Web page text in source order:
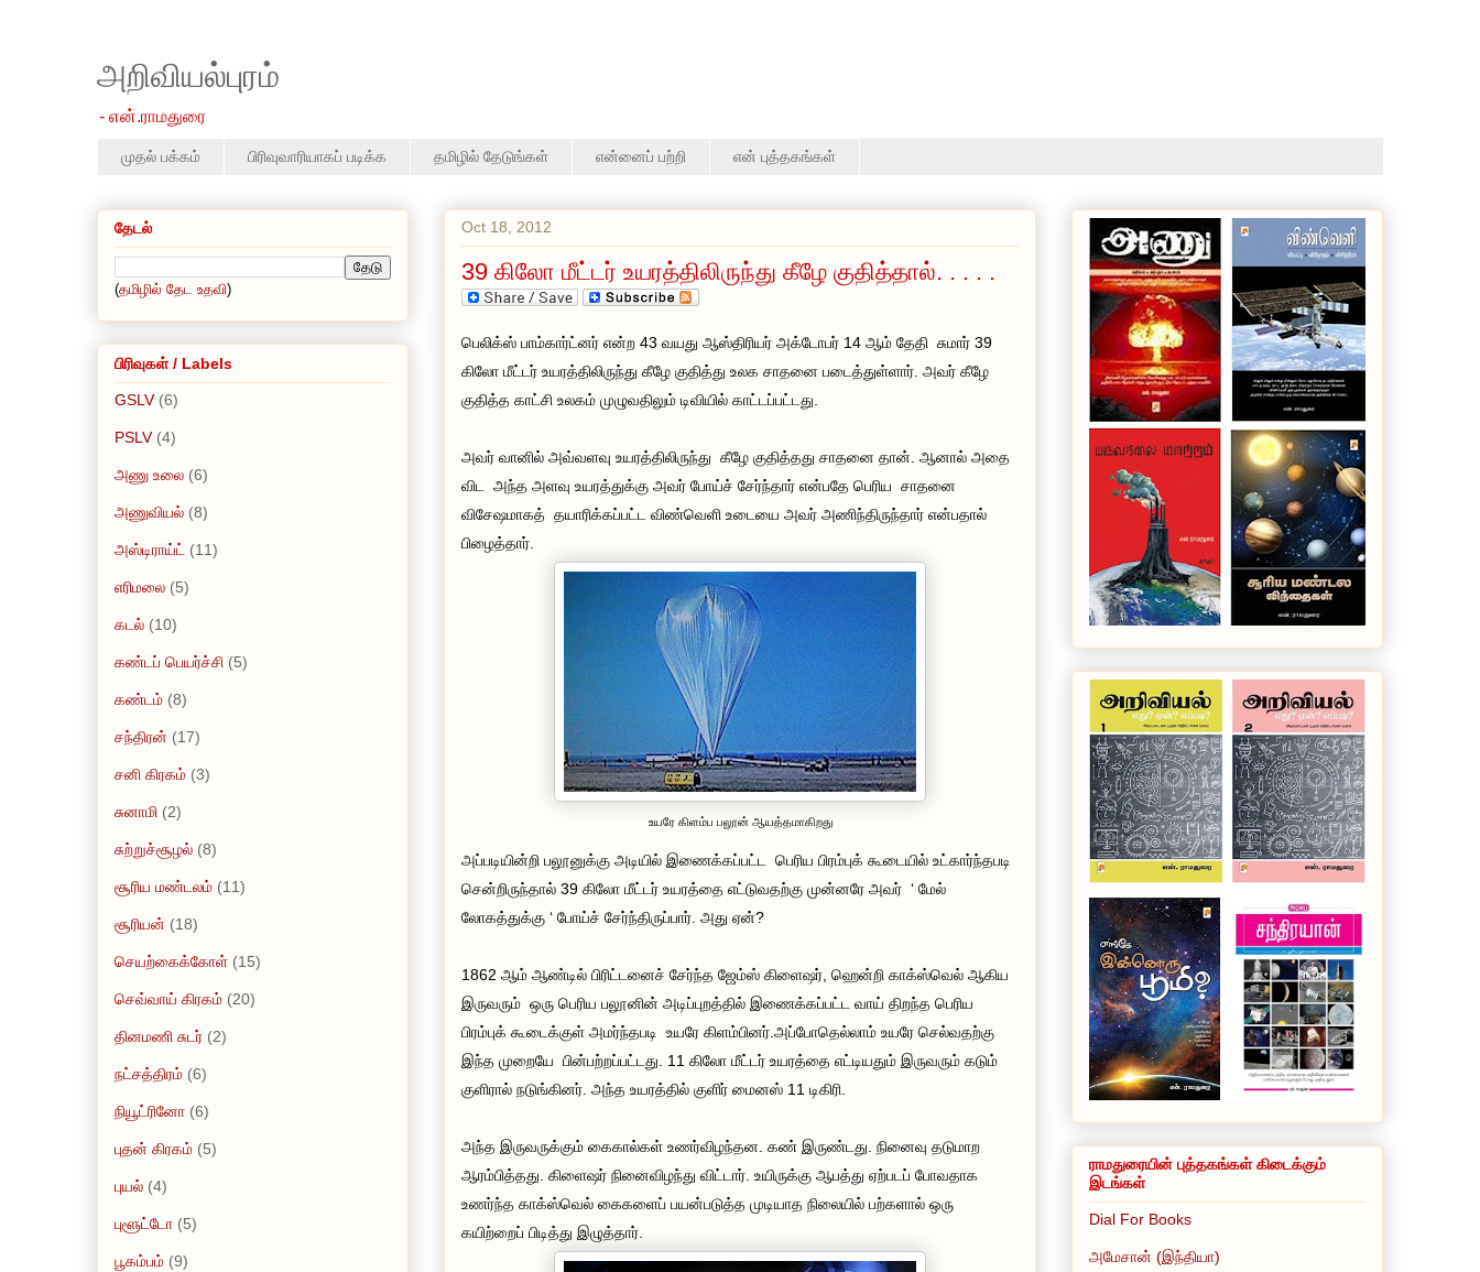
அறிவியல்புரம்
- என்.ராமதுரை
முதல் பக்கம் பிரிவுவாரியாகப் படிக்க தமிழில் தேடுங்கள் என்னைப் பற்றி என் புத்தகங்கள்
Oct 18, 2012
39 கிலோ மீட்டர் உயரத்திலிருந்து கீழே குதித்தால். . . . .
பெலிக்ஸ் பாம்கார்ட்னர் என்ற 43 வயது ஆஸ்திரியர் அக்டோபர் 14 ஆம் தேதி சுமார் 39
கிலோ மீட்டர் உயரத்திலிருந்து கீழே குதித்து உலக சாதனை படைத்துள்ளார். அவர் கீழே
குதித்த காட்சி உலகம் முழுவதிலும் டிவியில் காட்டப்பட்டது.
அவர் வானில் அவ்வளவு உயரத்திலிருந்து கீழே குதித்தது சாதனை தான். ஆனால் அதை
விட அந்த அளவு உயரத்துக்கு அவர் போய்ச் சேர்ந்தார் என்பதே பெரிய சாதனை
விசேஷமாகத் தயாரிக்கப்பட்ட விண்வெளி உடையை அவர் அணிந்திருந்தார் என்பதால்
பிழைத்தார்.
உயரே கிளம்ப பலூன் ஆயத்தமாகிறது
அப்படியின்றி பலூனுக்கு அடியில் இணைக்கப்பட்ட பெரிய பிரம்புக் கூடையில் உட்கார்ந்தபடி
சென்றிருந்தால் 39 கிலோ மீட்டர் உயரத்தை எட்டுவதற்கு முன்னரே அவர் ‘ மேல்
லோகத்துக்கு ‘ போய்ச் சேர்ந்திருப்பார். அது ஏன்?
1862 ஆம் ஆண்டில் பிரிட்டனைச் சேர்ந்த ஜேம்ஸ் கிளைஷர், ஹென்றி காக்ஸ்வெல் ஆகிய
இருவரும் ஒரு பெரிய பலூனின் அடிப்புறத்தில் இணைக்கப்பட்ட வாய் திறந்த பெரிய
பிரம்புக் கூடைக்குள் அமர்ந்தபடி உயரே கிளம்பினர்.அப்போதெல்லாம் உயரே செல்வதற்கு
இந்த முறையே பின்பற்றப்பட்டது. 11 கிலோ மீட்டர் உயரத்தை எட்டியதும் இருவரும் கடும்
குளிரால் நடுங்கினர். அந்த உயரத்தில் குளிர் மைனஸ் 11 டிகிரி.
அந்த இருவருக்கும் கைகால்கள் உணர்விழந்தன. கண் இருண்டது. நினைவு தடுமாற
ஆரம்பித்தது. கிளைஷர் நினைவிழந்து விட்டார். உயிருக்கு ஆபத்து ஏற்படப் போவதாக
உணர்ந்த காக்ஸ்வெல் கைகளைப் பயன்படுத்த முடியாத நிலையில் பற்களால் ஒரு
கயிற்றைப் பிடித்து இழுத்தார்.
தேடல்
(தமிழில் தேட உதவி)
பிரிவுகள் / Labels
GSLV (6)
PSLV (4)
அணு உலை (6)
அணுவியல் (8)
அஸ்டிராய்ட் (11)
எரிமலை (5)
கடல் (10)
கண்டப் பெயர்ச்சி (5)
கண்டம் (8)
சந்திரன் (17)
சனி கிரகம் (3)
சுனாமி (2)
சுற்றுச்சூழல் (8)
சூரிய மண்டலம் (11)
சூரியன் (18)
செயற்கைக்கோள் (15)
செவ்வாய் கிரகம் (20)
தினமணி சுடர் (2)
நட்சத்திரம் (6)
நியூட்ரினோ (6)
புதன் கிரகம் (5)
புயல் (4)
புளூட்டோ (5)
பூகம்பம் (9)
ராமதுரையின் புத்தகங்கள் கிடைக்கும்
இடங்கள்
Dial For Books
அமேசான் (இந்தியா)